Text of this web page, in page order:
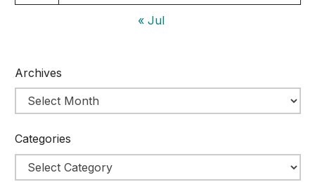
« Jul
Archives
Categories